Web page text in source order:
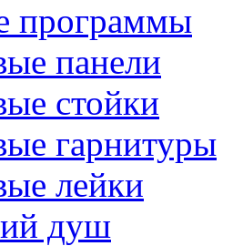
программы
панели
стойки
гарнитуры
лейки
душ